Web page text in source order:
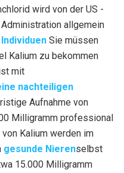
wird von der US -
allgemein
Sie müssen
Kalium zu bekommen
mit
nachteiligen
Aufnahme von
Milligramm professional
Kalium werden im
gesunde Nierenselbst
15.000 Milligramm